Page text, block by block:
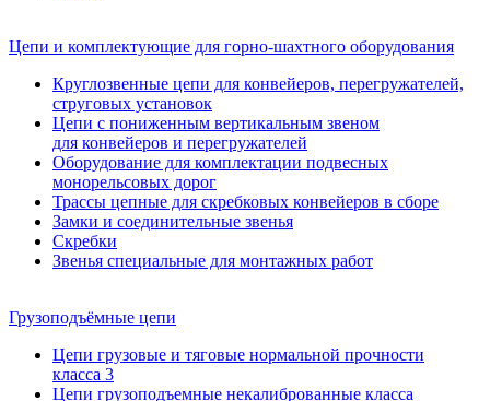
Цепи и комплектующие для горно-шахтного оборудования
Круглозвенные цепи для конвейеров, перегружателей,
струговых установок
Цепи с пониженным вертикальным звеном
для конвейеров и перегружателей
Оборудование для комплектации подвесных
монорельсовых дорог
Трассы цепные для скребковых конвейеров в сборе
Замки и соединительные звенья
Скребки
Звенья специальные для монтажных работ
Грузоподъёмные цепи
Цепи грузовые и тяговые нормальной прочности
класса 3
Цепи грузоподъемные некалиброванные класса